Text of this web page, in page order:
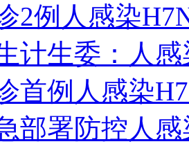
人 痛下狠手拳打脚踢
医生回应
治霸凌主义
2例人感染
计生委：人
首例人感染
部署防控人